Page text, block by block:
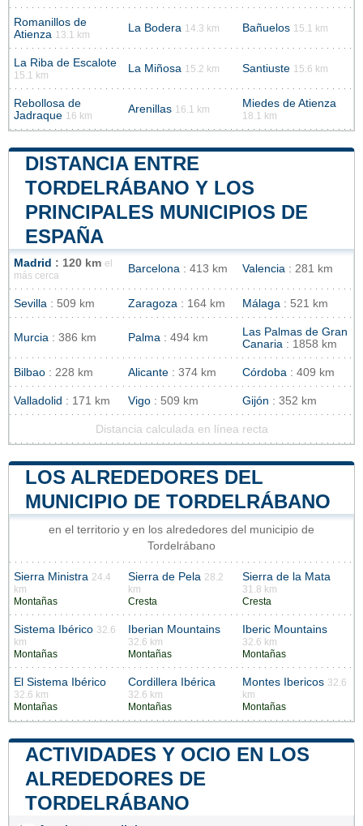
Romanillos de
Atienza 13.1 km
La Bodera 14.3 km Bañuelos 15.1 km
La Riba de Escalote
15.1 km
La Miñosa 15.2 km Santiuste 15.6 km
Rebollosa de
Jadraque 16 km
Arenillas 16.1 km Miedes de Atienza
18.1 km
DISTANCIA ENTRE
TORDELRÁBANO Y LOS
PRINCIPALES MUNICIPIOS DE
ESPAÑA
Madrid : 120 km el
más cerca
Barcelona : 413 km Valencia : 281 km
Sevilla : 509 km Zaragoza : 164 km Málaga : 521 km
Murcia : 386 km Palma : 494 km
Las Palmas de Gran
Canaria : 1858 km
Bilbao : 228 km Alicante : 374 km Córdoba : 409 km
Valladolid : 171 km Vigo : 509 km Gijón : 352 km
Distancia calculada en línea recta
LOS ALREDEDORES DEL
MUNICIPIO DE TORDELRÁBANO
en el territorio y en los alrededores del municipio de
Tordelrábano
Sierra Ministra 24.4
km
Montañas
Sierra de Pela 28.2
km
Cresta
Sierra de la Mata
31.8 km
Cresta
Sistema Ibérico 32.6
km
Montañas
Iberian Mountains
32.6 km
Montañas
Iberic Mountains
32.6 km
Montañas
El Sistema Ibérico
32.6 km
Montañas
Cordillera Ibérica
32.6 km
Montañas
Montes Ibericos 32.6
km
Montañas
ACTIVIDADES Y OCIO EN LOS
ALREDEDORES DE
TORDELRÁBANO